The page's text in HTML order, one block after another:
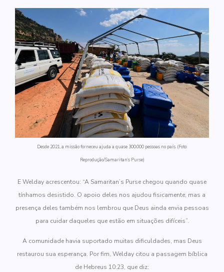
Desde 2021, a missão forneceu ajuda a quase 300.000 pessoas no país. (Foto:
Reprodução/Samaritan’s Purse)
E Welday acrescentou: “A Samaritan’s Purse chegou quando quase
tínhamos desistido. O apoio deles nos ajudou fisicamente, mas a
presença deles também nos lembrou que Deus ainda envia pessoas
para cuidar daqueles que estão em situações difíceis”.
A comunidade havia suportado muitas dificuldades, mas Deus
restaurou sua esperança. Por fim, Welday citou a passagem bíblica
de Hebreus 10:23, que diz: